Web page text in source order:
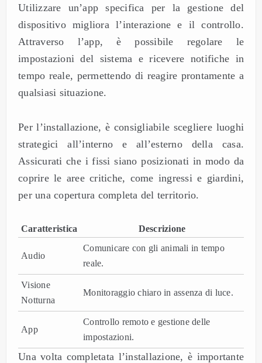
Utilizzare un’app specifica per la gestione del
dispositivo migliora l’interazione e il controllo.
Attraverso l’app, è possibile regolare le
impostazioni del sistema e ricevere notifiche in
tempo reale, permettendo di reagire prontamente a
qualsiasi situazione.
Per l’installazione, è consigliabile scegliere luoghi
strategici all’interno e all’esterno della casa.
Assicurati che i fissi siano posizionati in modo da
coprire le aree critiche, come ingressi e giardini,
per una copertura completa del territorio.
Caratteristica Descrizione
Audio
Comunicare con gli animali in tempo
reale.
Visione
Notturna
Monitoraggio chiaro in assenza di luce.
App
Controllo remoto e gestione delle
impostazioni.
Una volta completata l’installazione, è importante